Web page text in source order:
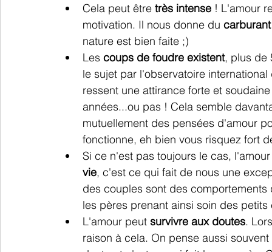
Cela peut être très intense ! L'amour
motivation. Il nous donne du
nature est bien faite ;)
Les coups de foudre existent, plus de
le sujet par l'observatoire
ressent une attirance forte et
années...ou pas ! Cela semble
mutuellement des pensées d'amour
fonctionne, eh bien vous risquez fort
Si ce n'est pas toujours le cas,
vie, c'est ce qui fait de nous une
des couples sont des
les pères prenant ainsi soin des
L'amour peut survivre aux doutes.
raison à cela. On pense aussi